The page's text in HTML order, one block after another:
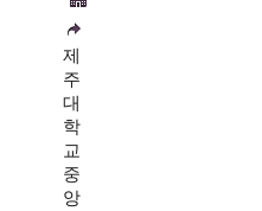
제
주
대
학
교
중
앙